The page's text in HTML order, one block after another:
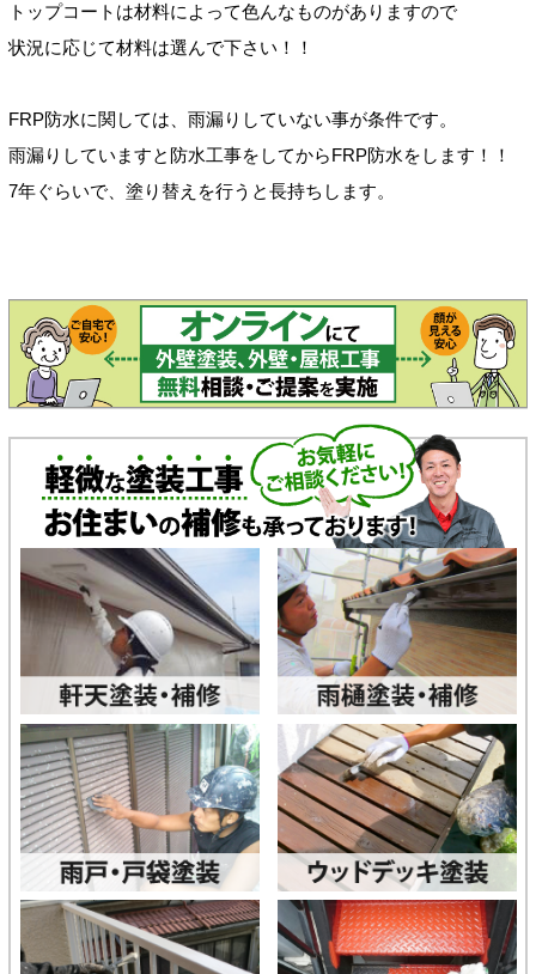
トップコートは材料によって色んなものがありますので
状況に応じて材料は選んで下さい！！
FRP防水に関しては、雨漏りしていない事が条件です。
雨漏りしていますと防水工事をしてからFRP防水をします！！
7年ぐらいで、塗り替えを行うと長持ちします。